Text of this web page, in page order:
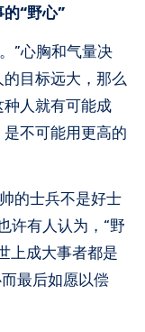
的“野心”
”心胸和气量决
目标远大，那么
人就有可能成
不可能用更高的
的士兵不是好士
许有人认为，“野
上成大事者都是
最后如愿以偿